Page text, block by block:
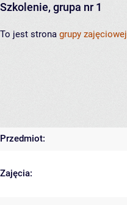
Szkolenie, grupa nr 1
To jest strona grupy zajęciowej
Przedmiot:
Zajęcia: